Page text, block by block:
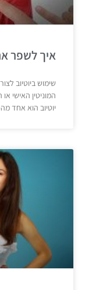
איך לשפר
שימוש ביוטיוב
המוניטין האישי
יוטיוב הוא אחד